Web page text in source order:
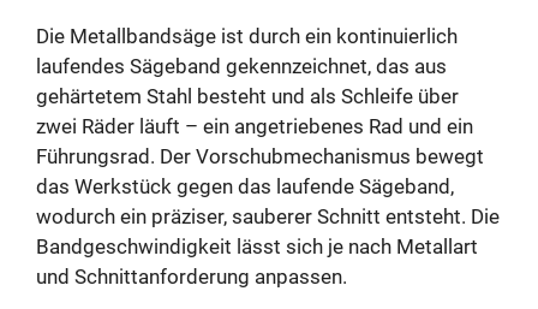
Die Metallbandsäge ist durch ein kontinuierlich
laufendes Sägeband gekennzeichnet, das aus
gehärtetem Stahl besteht und als Schleife über
zwei Räder läuft – ein angetriebenes Rad und ein
Führungsrad. Der Vorschubmechanismus bewegt
das Werkstück gegen das laufende Sägeband,
wodurch ein präziser, sauberer Schnitt entsteht. Die
Bandgeschwindigkeit lässt sich je nach Metallart
und Schnittanforderung anpassen.